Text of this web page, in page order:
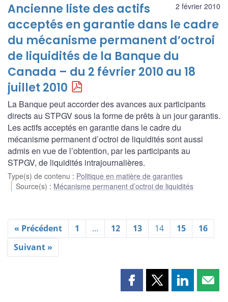
2 février 2010
Ancienne liste des actifs
acceptés en garantie dans le cadre
du mécanisme permanent d’octroi
de liquidités de la Banque du
Canada – du 2 février 2010 au 18
juillet 2010
La Banque peut accorder des avances aux participants
directs au STPGV sous la forme de prêts à un jour garantis.
Les actifs acceptés en garantie dans le cadre du
mécanisme permanent d’octroi de liquidités sont aussi
admis en vue de l’obtention, par les participants au
STPGV, de liquidités intrajournalières.
Type(s) de contenu : Politique en matière de garanties
Source(s) : Mécanisme permanent d’octroi de liquidités
« Précédent 1 … 12 13 14 15
16
Suivant »
PartagerPartagerPartager